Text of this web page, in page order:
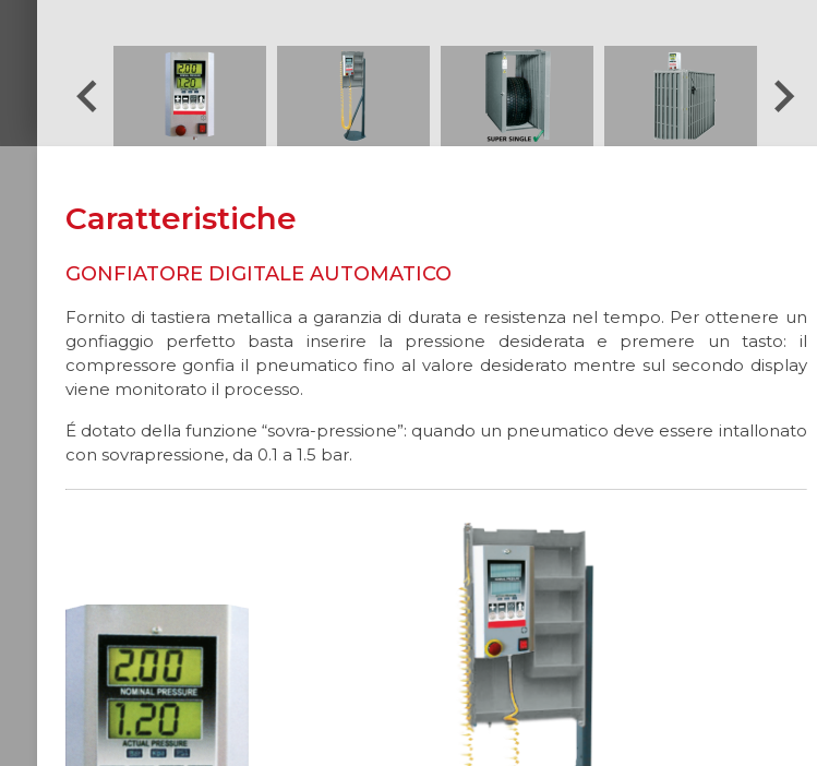
Colonne Mobili A
Caratteristiche
GONFIATORE DIGITALE AUTOMATICO
Fornito di tastiera metallica a garanzia di durata e resistenza nel tempo. Per ottenere un
gonfiaggio perfetto basta inserire la pressione desiderata e premere un tasto: il
compressore gonfia il pneumatico fino al valore desiderato mentre sul secondo display
viene monitorato il processo.
É dotato della funzione “sovra-pressione”: quando un pneumatico deve essere intallonato
con sovrapressione, da 0.1 a 1.5 bar.